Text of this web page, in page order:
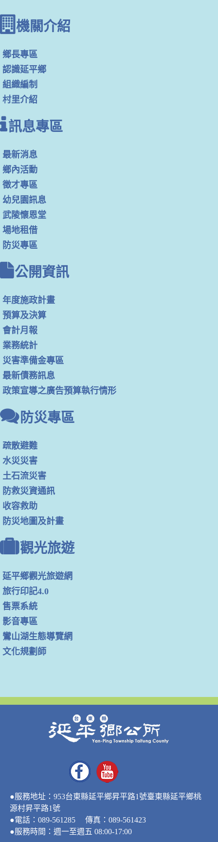
機關介紹
鄉長專區
認識延平鄉
組織編制
村里介紹
訊息專區
最新消息
鄉內活動
徵才專區
幼兒園訊息
武陵懷恩堂
場地租借
防災專區
公開資訊
年度施政計畫
預算及決算
會計月報
業務統計
災害準備金專區
最新債務訊息
政策宣導之廣告預算執行情形
防災專區
疏散避難
水災災害
土石流災害
防救災資通訊
收容救助
防災地圖及計畫
觀光旅遊
延平鄉觀光旅遊網
旅行印記4.0
售票系統
影音專區
鸞山湖生態導覽網
文化規劃師
●服務地址：953台東縣延平鄉昇平路1號臺東縣延平鄉桃
源村昇平路1號
●電話：089-561285 傳真：089-561423
●服務時間：週一至週五 08:00-17:00